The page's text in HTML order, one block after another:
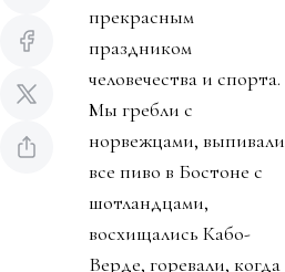
прекрасным
праздником
человечества и спорта.
Мы гребли с
норвежцами, выпивали
все пиво в Бостоне с
шотландцами,
восхищались Кабо-
Верде, горевали, когда